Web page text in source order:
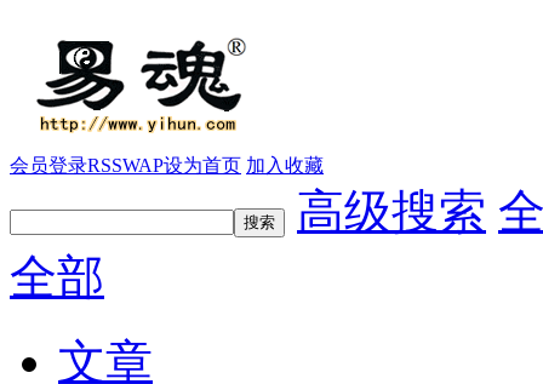
会员登录RSSWAP设为首页 加入收藏
高级搜索
全部
文章